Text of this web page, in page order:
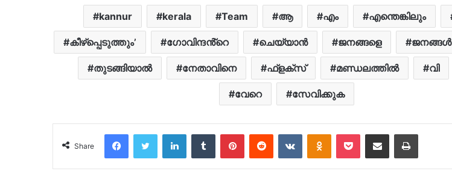
kannur kerala Team ആ എം എന്തെങ്കിലും
കീഴ്‌പ്പെടുത്തും’ ഗോവിന്ദൻ്റെ ചെയ്യാന്‍ ജനങ്ങളെ ജനങ്ങള്‍
തുടങ്ങിയാല്‍ നേതാവിനെ ഫ്‌ളക്‌സ് മണ്ഡലത്തിൽ വി
വേറെ സേവിക്കുക
Share
FacebookTwitter LinkedInTumblr PinterestReddit VKontakteOdnoklassniki
Pocket Share via Email Print